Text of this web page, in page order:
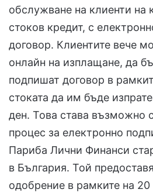
обслужване на клиенти на
стоков кредит, с
договор. Клиентите вече
онлайн на изплащане, да
подпишат договор в
стоката да им бъде
ден. Това става възможно
процес за електронно
Париба Лични Финанси
в България. Той
одобрение в рамките на